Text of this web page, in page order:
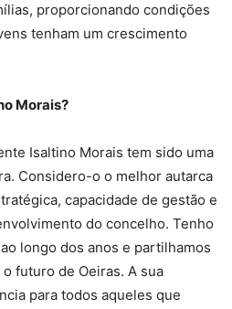
proporcionando condições
tenham um crescimento
Morais?
Isaltino Morais tem sido uma
Considero-o o melhor autarca
capacidade de gestão e
do concelho. Tenho
longo dos anos e partilhamos
futuro de Oeiras. A sua
para todos aqueles que